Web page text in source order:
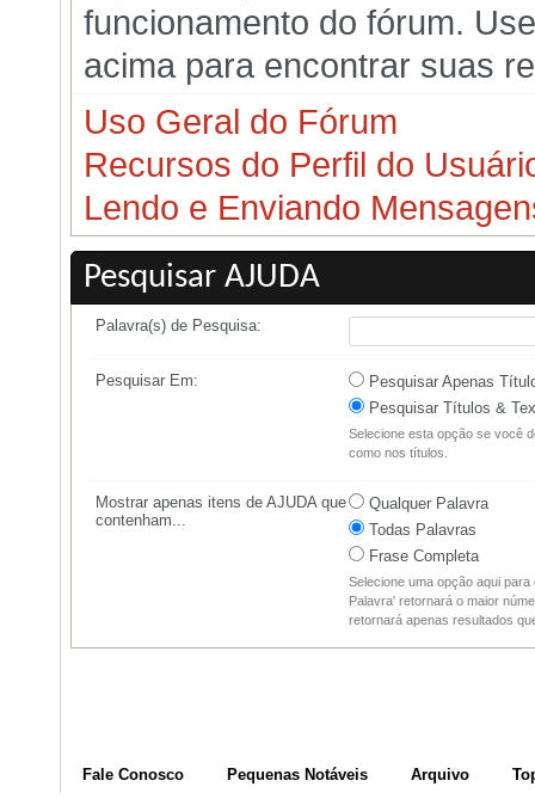
funcionamento do fórum.
acima para encontrar suas
Uso Geral do Fórum
Recursos do Perfil do
Lendo e Enviando
Pesquisar AJUDA
Palavra(s) de Pesquisa:
Pesquisar Em:
Pesquisar Apenas
Pesquisar Títulos &
Selecione esta opção se você
como nos títulos.
Mostrar apenas itens de AJUDA que
contenham...
Qualquer Palavra
Todas Palavras
Frase Completa
Selecione uma opção aqui
Palavra' retornará o maior
retornará apenas resultados
Fale Conosco Pequenas Notáveis Arquivo